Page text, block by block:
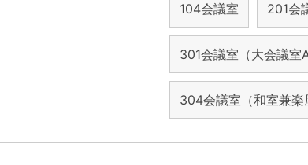
104会議室 201会
301会議室（大会議室A
304会議室（和室兼楽